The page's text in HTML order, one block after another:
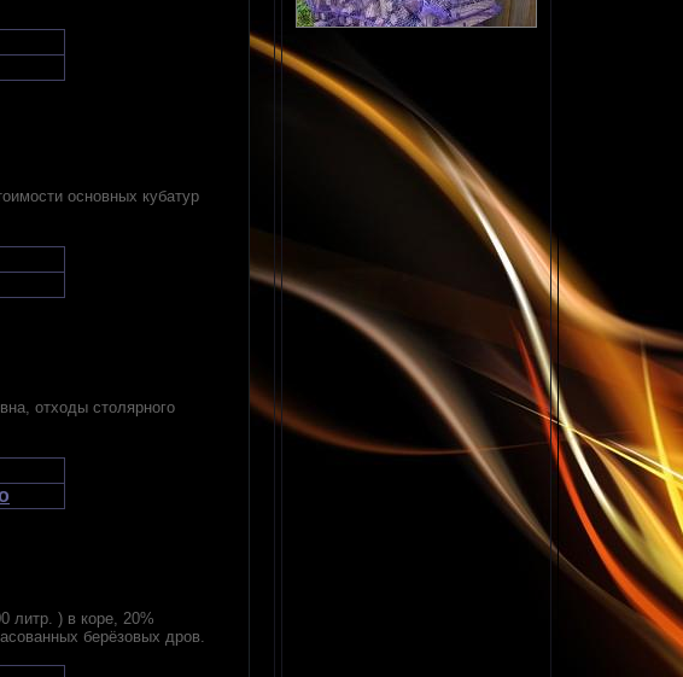
основных кубатур
отходы столярного
литр. ) в коре, 20%
берёзовых дров.